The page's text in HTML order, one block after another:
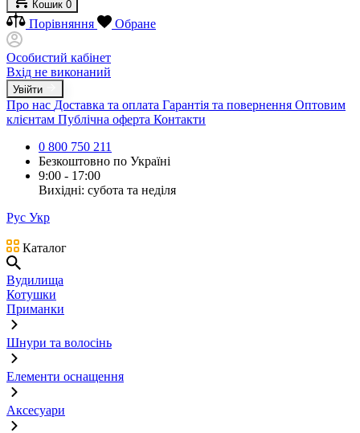
Кошик 0
Порівняння Обране
Особистий кабінет
Вхід не виконаний
Увійти
Про нас Доставка та оплата Гарантія та повернення Оптовим
клієнтам Публічна оферта Контакти
0 800 750 211
Безкоштовно по Україні
9:00 - 17:00
Вихідні: субота та неділя
Рус Укр
Каталог
Вудилища
Котушки
Приманки
Шнури та волосінь
Елементи оснащення
Аксесуари